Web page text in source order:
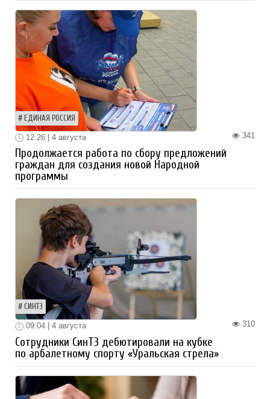
ЕДИНАЯ РОССИЯ
341
12:26 | 4 августа
Продолжается работа по сбору предложений
граждан для создания новой Народной
программы
СИНТЗ
310
09:04 | 4 августа
Сотрудники СинТЗ дебютировали на кубке
по арбалетному спорту «Уральская стрела»